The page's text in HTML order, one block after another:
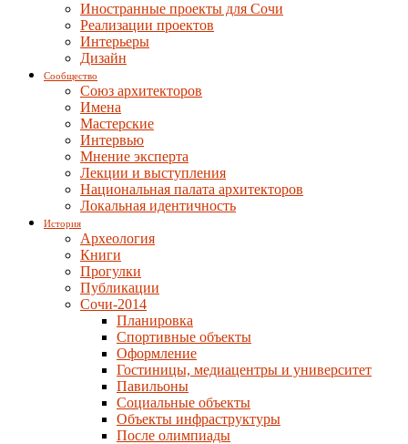
Иностранные проекты для Сочи
Реализации проектов
Интерьеры
Дизайн
Сообщество
Союз архитекторов
Имена
Мастерские
Интервью
Мнение эксперта
Лекции и выступления
Национальная палата архитекторов
Локальная идентичность
История
Археология
Книги
Прогулки
Публикации
Сочи-2014
Планировка
Спортивные объекты
Оформление
Гостиницы, медиацентры и университет
Павильоны
Социальные объекты
Объекты инфраструктуры
После олимпиады